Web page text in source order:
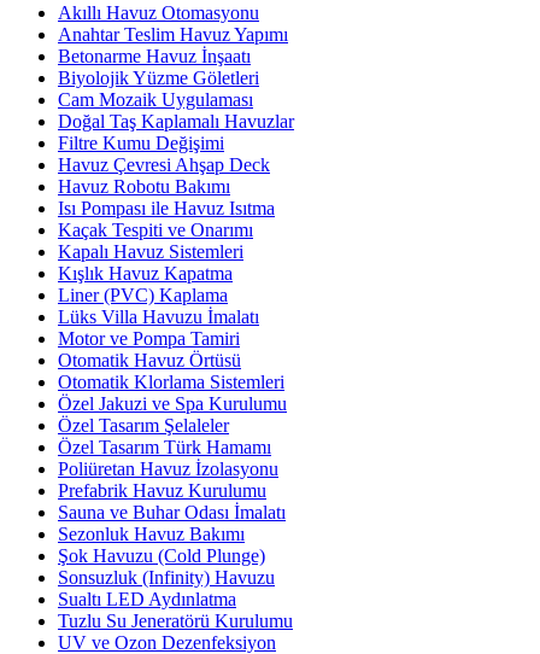
Akıllı Havuz Otomasyonu
Anahtar Teslim Havuz Yapımı
Betonarme Havuz İnşaatı
Biyolojik Yüzme Göletleri
Cam Mozaik Uygulaması
Doğal Taş Kaplamalı Havuzlar
Filtre Kumu Değişimi
Havuz Çevresi Ahşap Deck
Havuz Robotu Bakımı
Isı Pompası ile Havuz Isıtma
Kaçak Tespiti ve Onarımı
Kapalı Havuz Sistemleri
Kışlık Havuz Kapatma
Liner (PVC) Kaplama
Lüks Villa Havuzu İmalatı
Motor ve Pompa Tamiri
Otomatik Havuz Örtüsü
Otomatik Klorlama Sistemleri
Özel Jakuzi ve Spa Kurulumu
Özel Tasarım Şelaleler
Özel Tasarım Türk Hamamı
Poliüretan Havuz İzolasyonu
Prefabrik Havuz Kurulumu
Sauna ve Buhar Odası İmalatı
Sezonluk Havuz Bakımı
Şok Havuzu (Cold Plunge)
Sonsuzluk (Infinity) Havuzu
Sualtı LED Aydınlatma
Tuzlu Su Jeneratörü Kurulumu
UV ve Ozon Dezenfeksiyon